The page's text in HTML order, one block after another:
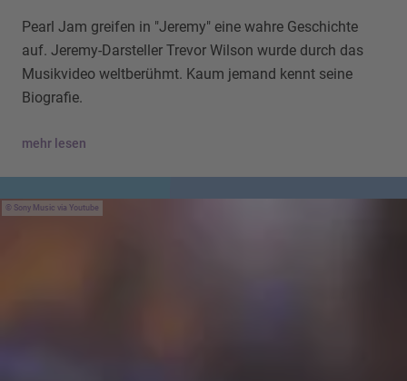
Pearl Jam greifen in "Jeremy" eine wahre Geschichte
auf. Jeremy-Darsteller Trevor Wilson wurde durch das
Musikvideo weltberühmt. Kaum jemand kennt seine
Biografie.
mehr lesen
Sony Music via Youtube